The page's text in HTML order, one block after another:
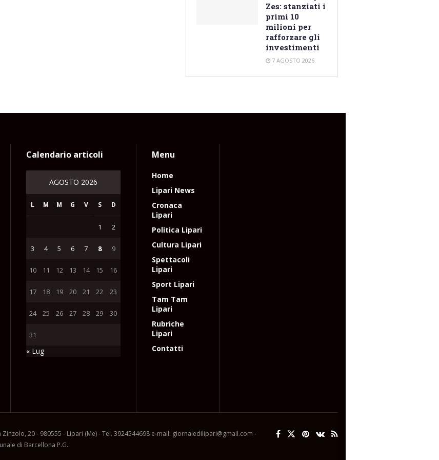
Zes: stanziati i
primi 10
milioni per
rafforzare gli
investimenti
7 AGOSTO 2026
Calendario articoli
AGOSTO 2026
L M M G V S D
1 2
3 4 5 6 7 8 9
10 11 12 13 14 15 16
17 18 19 20 21 22 23
24 25 26 27 28 29 30
31
« Lug
Menu
Home
Lipari News
Cronaca
Lipari
Politica Lipari
Cultura Lipari
Spettacoli
Lipari
Sport Lipari
Tam Tam
Lipari
Rubriche
Lipari
Contatti
20 - 980555 - Lipari (Me) - Tel. 3924544698 e-mail: giornaledilipari@gmail.com -
di Barcellona P.G.